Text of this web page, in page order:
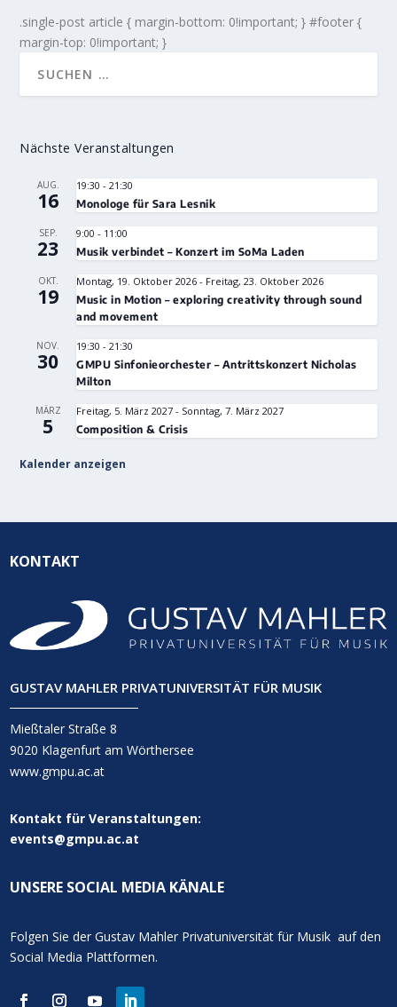
.single-post article { margin-bottom: 0!important; } #footer {
margin-top: 0!important; }
Nächste Veranstaltungen
AUG.
16
19:30 -21:30
Monologe für Sara Lesnik
SEP.
23
9:00 - 11:00
Musik verbindet – Konzert im SoMa Laden
OKT.
19
Montag, 19. Oktober 2026 - Freitag, 23. Oktober 2026
Music in Motion – exploring creativity through sound
and movement
NOV.
30
19:30 -21:30
GMPU Sinfonieorchester – Antrittskonzert Nicholas
Milton
MÄRZ
5
Freitag, 5. März 2027 - Sonntag, 7. März 2027
Composition & Crisis
Kalender anzeigen
KONTAKT
GUSTAV MAHLER PRIVATUNIVERSITÄT FÜR MUSIK
Mießtaler Straße 8
9020 Klagenfurt am Wörthersee
www.gmpu.ac.at
Kontakt für Veranstaltungen:
events@gmpu.ac.at
UNSERE SOCIAL MEDIA KÄNALE
Folgen Sie der Gustav Mahler Privatuniversität für Musik auf den
Social Media Plattformen.